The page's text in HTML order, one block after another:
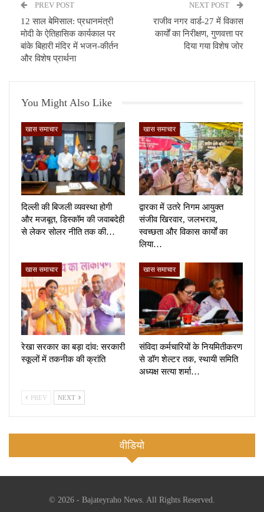
PREV POST
12 साल बेमिसाल: प्रधानमंत्री
मोदी के ऐतिहासिक कार्यकाल पर
बांके बिहारी मंदिर में भजन-कीर्तन
और विशेष प्रार्थना
NEXT POST
राजीव नगर वार्ड-27 में विकास
कार्यों का निरीक्षण, गुणवत्ता पर
दिया गया विशेष जोर
You Might Also Like
खास समाचार
दिल्ली की बिजली व्यवस्था होगी
और मजबूत, डिस्कॉम की जवाबदेही
से लेकर सोलर नीति तक की…
खास समाचार
द्वारका में उतरे निगम आयुक्त
संजीव खिरवार, जलभराव,
स्वच्छता और विकास कार्यों का
लिया…
खास समाचार
रेखा सरकार का बड़ा दांव: सरकारी
स्कूलों में तकनीक की क्रांति
खास समाचार
संविदा कर्मचारियों के नियमितीकरण
से डॉग शेल्टर तक, स्थायी समिति
अध्यक्ष सत्या शर्मा…
PREV NEXT
वीडियो
© 2026 - Bajateyraho News. All Rights Reserved.